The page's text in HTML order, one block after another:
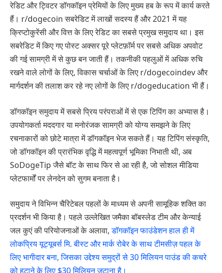
रेडिट और ट्विटर डॉगकॉइन प्रेमियों के लिए मुख्य हब के रूप में कार्य करते
हैं। r/dogecoin सबरेडिट में लाखों सदस्य हैं और 2021 में यह
क्रिप्टोकुरेंसी और वित्त के लिए रेडिट का सबसे प्रमुख समुदाय था। इस
सबरेडिट में किए गए पोस्ट अक्सर पूरे प्लेटफ़ॉर्म पर सबसे अधिक अपवोट
की गई सामग्री में से कुछ बन जाती हैं। तकनीकी पहलुओं में अधिक रुचि
रखने वाले लोगों के लिए, विकास चर्चाओं के लिए r/dogecoindev और
मार्गदर्शन की तलाश कर रहे नए लोगों के लिए r/dogeducation भी हैं।
डॉगकॉइन समुदाय में सबसे प्रिय परंपराओं में से एक टिपिंग का अभ्यास है।
उपयोगकर्ता मददगार या मनोरंजक सामग्री को योग्य समझने के लिए
रचनाकारों को छोटे मात्रा में डॉगकॉइन भेज सकते हैं। यह टिपिंग संस्कृति,
जो डॉगकॉइन की प्रारंभिक वृद्धि में महत्वपूर्ण भूमिका निभाती थी, अब
SoDogeTip जैसे बॉट के साथ फिर से आ रही है, जो सोशल मीडिया
प्लेटफार्मों पर लेनदेन को सुगम बनाता है।
समुदाय ने विभिन्न चैरिटेबल पहलों के माध्यम से अपनी सामूहिक शक्ति का
प्रदर्शन भी किया है। पहले उल्लेखित जमैका बॉबस्लेड टीम और केन्याई
जल कुएं की परियोजनाओं के अलावा,डॉगकॉइन फाउंडेशन हाल ही में
लोकप्रिय यूट्यूबर्स मि. बीस्ट और मार्क रोबेर के साथ टीमसीज़ पहल के
लिए भागीदार बना, जिसका उद्देश्य समुद्रों से 30 मिलियन पाउंड की कचरे
को हटाने के लिए $30 मिलियन जुटाना है।